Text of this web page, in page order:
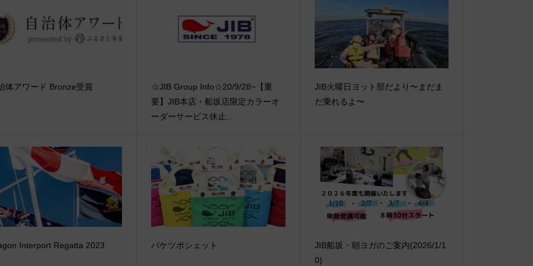
体アワード Bronze受賞
☆JIB Group Info☆20/9/28~【重
要】JIB本店・船坂店限定カラーオ
ーダーサービス休止...
JIB火曜日ヨット部だより〜まだま
だ乗れるよ〜
Interport Regatta 2023 バケツポシェット
JIB船坂・朝ヨガのご案内(2026/1/1
0)